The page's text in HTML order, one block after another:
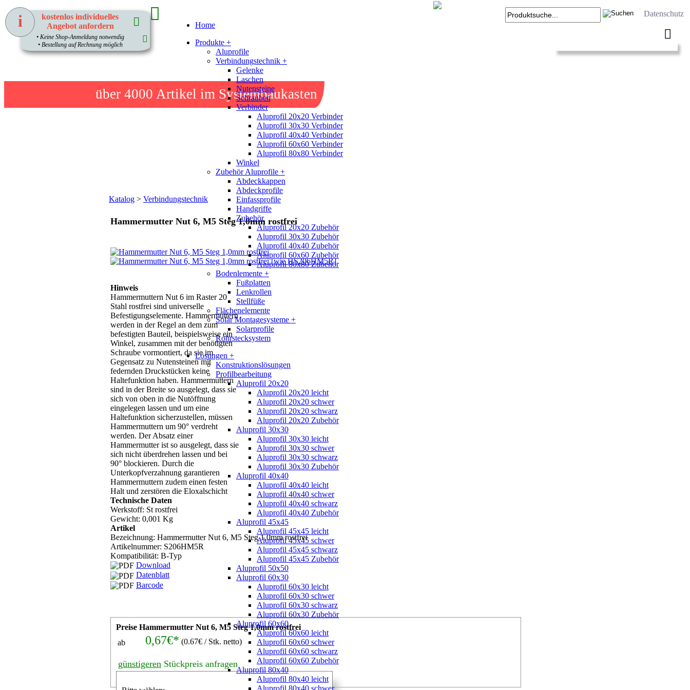
über 4000 Artikel im Systembaukasten
Datenschutz
Home
Produkte +
Aluprofile
Verbindungstechnik +
Gelenke
Laschen
Nutensteine
Schrauben
Verbinder
Aluprofil 20x20 Verbinder
Aluprofil 30x30 Verbinder
Aluprofil 40x40 Verbinder
Aluprofil 60x60 Verbinder
Aluprofil 80x80 Verbinder
Winkel
Zubehör Aluprofile +
Abdeckkappen
Abdeckprofile
Einfassprofile
Handgriffe
Zubehör
Aluprofil 20x20 Zubehör
Aluprofil 30x30 Zubehör
Aluprofil 40x40 Zubehör
Aluprofil 60x60 Zubehör
Aluprofil 80x80 Zubehör
Bodenlemente +
Fußplatten
Lenkrollen
Stellfüße
Flächenelemente
Solar Montagesysteme +
Solarprofile
Rohrstecksystem
Lösungen +
Konstruktionslösungen
Profilbearbeitung
Aluprofil 20x20
Aluprofil 20x20 leicht
Aluprofil 20x20 schwer
Aluprofil 20x20 schwarz
Aluprofil 20x20 Zubehör
Aluprofil 30x30
Aluprofil 30x30 leicht
Aluprofil 30x30 schwer
Aluprofil 30x30 schwarz
Aluprofil 30x30 Zubehör
Aluprofil 40x40
Aluprofil 40x40 leicht
Aluprofil 40x40 schwer
Aluprofil 40x40 schwarz
Aluprofil 40x40 Zubehör
Aluprofil 45x45
Aluprofil 45x45 leicht
Aluprofil 45x45 schwer
Aluprofil 45x45 schwarz
Aluprofil 45x45 Zubehör
Aluprofil 50x50
Aluprofil 60x30
Aluprofil 60x30 leicht
Aluprofil 60x30 schwer
Aluprofil 60x30 schwarz
Aluprofil 60x30 Zubehör
Aluprofil 60x60
Aluprofil 60x60 leicht
Aluprofil 60x60 schwer
Aluprofil 60x60 schwarz
Aluprofil 60x60 Zubehör
Aluprofil 80x40
Aluprofil 80x40 leicht
Aluprofil 80x40 schwer
Katalog > Verbindungstechnik
Hammermutter Nut 6, M5 Steg 1,0mm rostfrei
Hinweis
Hammermuttern Nut 6 im Raster 20
Stahl rostfrei sind universelle
Befestigungselemente. Hammermuttern
werden in der Regel an dem zum
befestigten Bauteil, beispielsweise ein
Winkel, zusammen mit der benötigten
Schraube vormontiert, da sie im
Gegensatz zu Nutensteinen mit
federnden Druckstücken keine
Haltefunktion haben. Hammermuttern
sind in der Breite so ausgelegt, dass sie
sich von oben in die Nutöffnung
eingelegen lassen und um eine
Haltefunktion sicherzustellen, müssen
Hammermuttern um 90° verdreht
werden. Der Absatz einer
Hammermutter ist so ausgelegt, dass sie
sich nicht überdrehen lassen und bei
90° blockieren. Durch die
Unterkopfverzahnung garantieren
Hammermuttern zudem einen festen
Halt und zerstören die Eloxalschicht
Technische Daten
Werkstoff: St rostfrei
Gewicht: 0,001 Kg
Artikel
Bezeichnung: Hammermutter Nut 6, M5 Steg 1,0mm rostfrei
Artikelnummer: S206HM5R
Kompatibilität: B-Typ
Download
Datenblatt
Barcode
Preise Hammermutter Nut 6, M5 Steg 1,0mm rostfrei
ab 0,67€* (0.67€ / Stk. netto)
günstigeren Stückpreis anfragen
kostenlos individuelles
Angebot anfordern
1
• Keine Shop-Anmeldung notwendig
• Bestellung auf Rechnung möglich
i